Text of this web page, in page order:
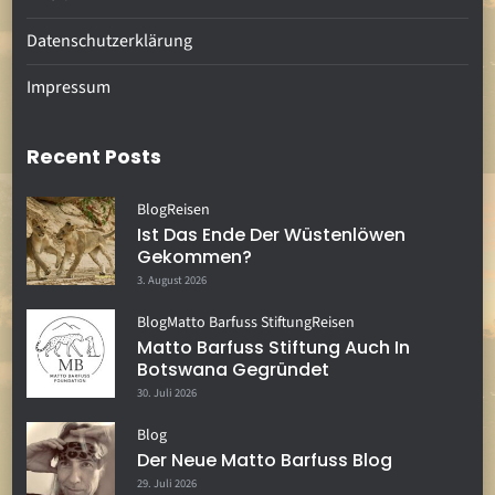
Datenschutzerklärung
Impressum
Recent Posts
BlogReisen
Ist Das Ende Der Wüstenlöwen
Gekommen?
3. August 2026
BlogMatto Barfuss StiftungReisen
Matto Barfuss Stiftung Auch In
Botswana Gegründet
30. Juli 2026
Blog
Der Neue Matto Barfuss Blog
29. Juli 2026